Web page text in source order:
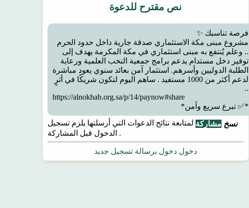
نص مقترح للدعوة
مشروع مبنى مكة الاستثماري صدقة جارية داخل حدود الحرم
.. وعلم يُنتفع به مبنى استثماري في مكة المكرمة يهدف إلى
توفير دخل مستدام يدعم برامج جمعية النخب العلمية ورعاية
الطلبة الدوليين وأسرهم. استثمار آمن بعائد سنوي يعود مباشرة
لدعم أكثر من 1000 مستفيد . ساهم اليوم لتكون شريكًا في أثرٍ
https://alnokhab.org.sa/p/14/paynow#share
*✅ تبرع سريع وآمن*
نسخ مشاركة لمتابعة نتائج الدعوات التي أرسلتها يلزم تسجيل
الدخول قبل المشاركة .
دخول دخول برسالة تسجيل جديد